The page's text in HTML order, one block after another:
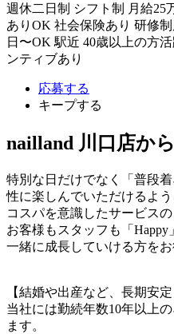
週休二日制 シフト制 月給25
ありOK 社会保険あり 研修制
日〜OK 駅近 40歳以上の方
ンティブあり
応募する
キープする
nailland 川口店か
特別な日だけでなく「普段
性に楽しんでいただけるよう
コスパを意識したサービス
お客様もスタッフも「Happy
一緒に成長していける方をお
【結婚や出産など、長期安
当社には勤続年数10年以上
ます。